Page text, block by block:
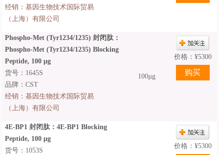
经销： 基因生物技术国际贸易
（上海）有限公司
Phospho-Met (Tyr1234/1235) 封闭肽：
Phospho-Met (Tyr1234/1235) Blocking
Peptide, 100 μg
100µg
价格： ¥5300
货号：1645S
品牌：CST
经销： 基因生物技术国际贸易
（上海）有限公司
4E-BP1 封闭肽：4E-BP1 Blocking
Peptide, 100 μg
价格： ¥5300
货号：1053S